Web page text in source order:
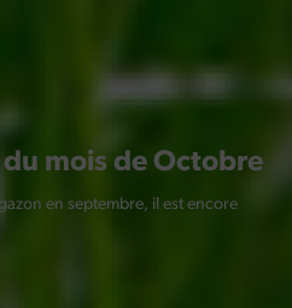
mois de Octobre
en septembre, il est encore